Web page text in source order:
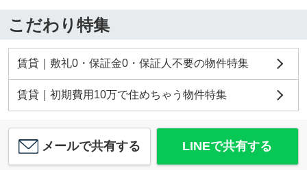
こだわり特集
賃貸｜敷礼0・保証金0・保証人不要の物件特集
賃貸｜初期費用10万で住めちゃう物件特集
メールで共有する LINEで共有する